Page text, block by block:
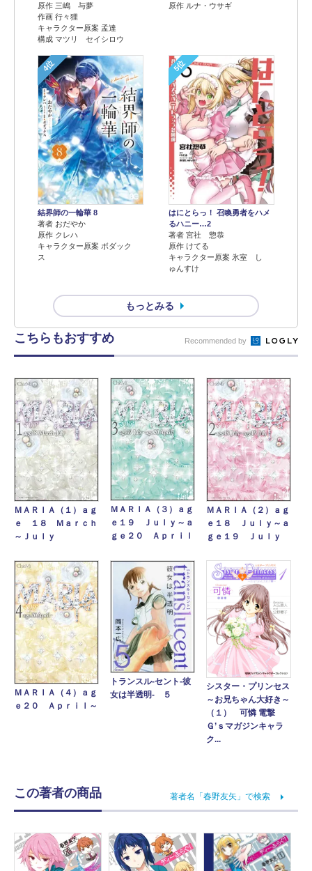
原作 三嶋 与夢
作画 行々狸
キャラクター原案 孟達
構成 マツリ セイシロウ
原作 ルナ・ウサギ
4位
結界師の一輪華 8
著者 おだやか
原作 クレハ
キャラクター原案 ボダック
ス
5位
はにとらっ！ 召喚勇者をハメ
るハニー…2
著者 宮社 惣恭
原作 けてる
キャラクター原案 氷室 し
ゅんすけ
もっとみる
こちらもおすすめ Recommended by
ＭＡＲＩＡ（１）ａｇ
ｅ １８ Ｍａｒｃｈ
～Ｊｕｌｙ
ＭＡＲＩＡ（３）ａｇ
ｅ１９ Ｊｕｌｙ～ａ
ｇｅ２０ Ａｐｒｉｌ
ＭＡＲＩＡ（２）ａｇ
ｅ１８ Ｊｕｌｙ～ａ
ｇｅ１９ Ｊｕｌｙ
ＭＡＲＩＡ（４）ａｇ
ｅ２０ Ａｐｒｉｌ～
トランスル‐セント‐彼
女は半透明‐ ５
シスター・プリンセス
～お兄ちゃん大好き～
（１） 可憐 電撃
Ｇ’ｓマガジンキャラ
ク...
この著者の商品 著者名「春野友矢」で検索